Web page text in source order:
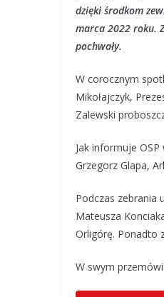
dzięki środkom
marca 2022 roku.
pochwały.
W corocznym
Mikołajczyk,
Zalewski
Jak informuje
Grzegorz Glapa,
Podczas zebrania
Mateusza
Orligórę. Ponadto
W swym